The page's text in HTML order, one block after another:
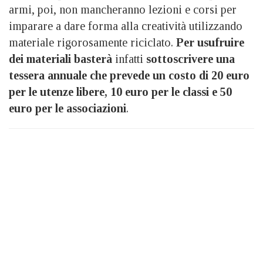
armi, poi, non mancheranno lezioni e corsi per
imparare a dare forma alla creatività utilizzando
materiale rigorosamente riciclato. Per usufruire
dei materiali basterà infatti sottoscrivere una
tessera annuale che prevede un costo di 20 euro
per le utenze libere, 10 euro per le classi e 50
euro per le associazioni.